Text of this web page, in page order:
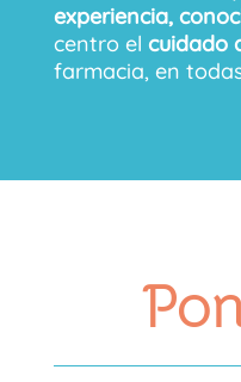
experiencia,
centro el cuidado
farmacia, en